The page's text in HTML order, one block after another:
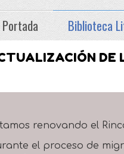
Portada Biblioteca
DE
renovando el
el proceso de